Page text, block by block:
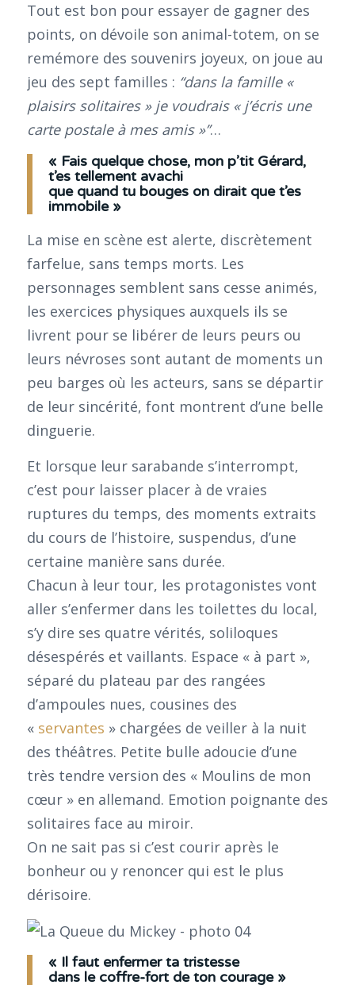
Tout est bon pour essayer de gagner des
points, on dévoile son animal-totem, on se
remémore des souvenirs joyeux, on joue au
jeu des sept familles : “dans la famille «
plaisirs solitaires » je voudrais « j’écris une
carte postale à mes amis »’’…
« Fais quelque chose, mon p’tit Gérard,
t’es tellement avachi
que quand tu bouges on dirait que t’es
immobile »
La mise en scène est alerte, discrètement
farfelue, sans temps morts. Les
personnages semblent sans cesse animés,
les exercices physiques auxquels ils se
livrent pour se libérer de leurs peurs ou
leurs névroses sont autant de moments un
peu barges où les acteurs, sans se départir
de leur sincérité, font montrent d’une belle
dinguerie.
Et lorsque leur sarabande s’interrompt,
c’est pour laisser placer à de vraies
ruptures du temps, des moments extraits
du cours de l’histoire, suspendus, d’une
certaine manière sans durée.
Chacun à leur tour, les protagonistes vont
aller s’enfermer dans les toilettes du local,
s’y dire ses quatre vérités, soliloques
désespérés et vaillants. Espace « à part »,
séparé du plateau par des rangées
d’ampoules nues, cousines des
« servantes » chargées de veiller à la nuit
des théâtres. Petite bulle adoucie d’une
très tendre version des « Moulins de mon
cœur » en allemand. Emotion poignante des
solitaires face au miroir.
On ne sait pas si c’est courir après le
bonheur ou y renoncer qui est le plus
dérisoire.
« Il faut enfermer ta tristesse
dans le coffre-fort de ton courage »